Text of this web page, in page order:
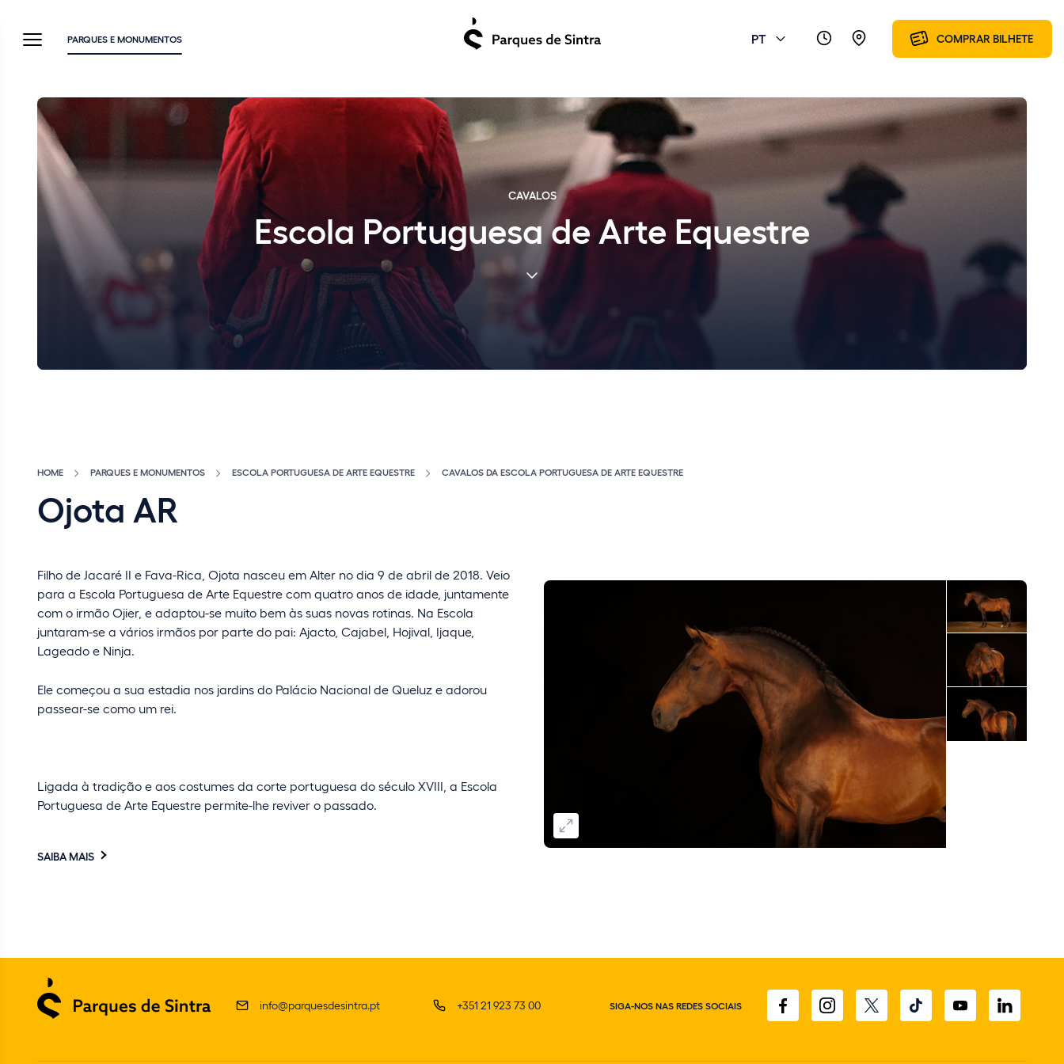
PARQUES E MONUMENTOS PT COMPRAR BILHETE
CAVALOS
Escola Portuguesa de Arte Equestre
HOME PARQUES E MONUMENTOS ESCOLA PORTUGUESA DE ARTE EQUESTRE CAVALOS DA ESCOLA PORTUGUESA DE ARTE EQUESTRE
Ojota AR
Filho de Jacaré II e Fava-Rica, Ojota nasceu em Alter no dia 9 de abril de 2018. Veio
para a Escola Portuguesa de Arte Equestre com quatro anos de idade, juntamente
com o irmão Ojier, e adaptou-se muito bem às suas novas rotinas. Na Escola
juntaram-se a vários irmãos por parte do pai: Ajacto, Cajabel, Hojival, Ijaque,
Lageado e Ninja.
Ele começou a sua estadia nos jardins do Palácio Nacional de Queluz e adorou
passear-se como um rei.
Ligada à tradição e aos costumes da corte portuguesa do século XVIII, a Escola
Portuguesa de Arte Equestre permite-lhe reviver o passado.
SAIBA MAIS
info@parquesdesintra.pt +351 21 923 73 00 SIGA-NOS NAS REDES SOCIAIS